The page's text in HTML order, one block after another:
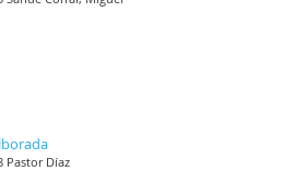
Pastor Díaz